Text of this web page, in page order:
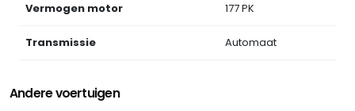
Vermogen motor 177 PK
Transmissie Automaat
Andere voertuigen